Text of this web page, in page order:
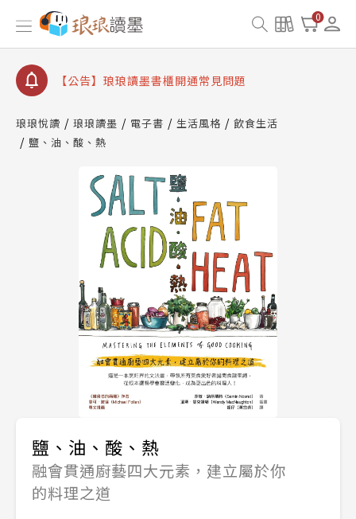
0
【公告】因 Readmoo 讀墨系統維護中，本站同步暫
停部分閱讀服務
【公告】琅琅讀墨數位閱讀資產合併與書櫃開通申請
【公告】琅琅讀墨書櫃開通常見問題
請圖文教學
【公告】琅琅書店服務升級重要說明及資產合併結果
查詢
停部分閱讀服務
琅琅悅讀 琅琅讀墨 電子書 生活風格
飲食生活
鹽、油、酸、熱
鹽、油、酸、熱
融會貫通廚藝四大元素，建立屬於你
的料理之道